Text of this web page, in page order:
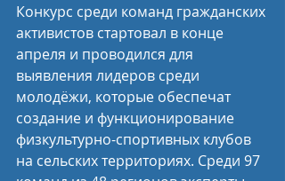
Конкурс среди команд гражданских
активистов стартовал в конце
апреля и проводился для
выявления лидеров среди
молодёжи, которые обеспечат
создание и функционирование
физкультурно-спортивных клубов
на сельских территориях. Среди 97